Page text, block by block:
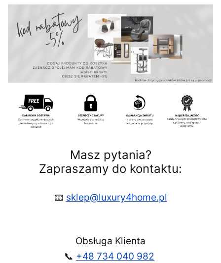
Masz pytania?
Zapraszamy do kontaktu:
📧 sklep@luxury4home.pl
Obsługa Klienta
📞 +48 734 040 982